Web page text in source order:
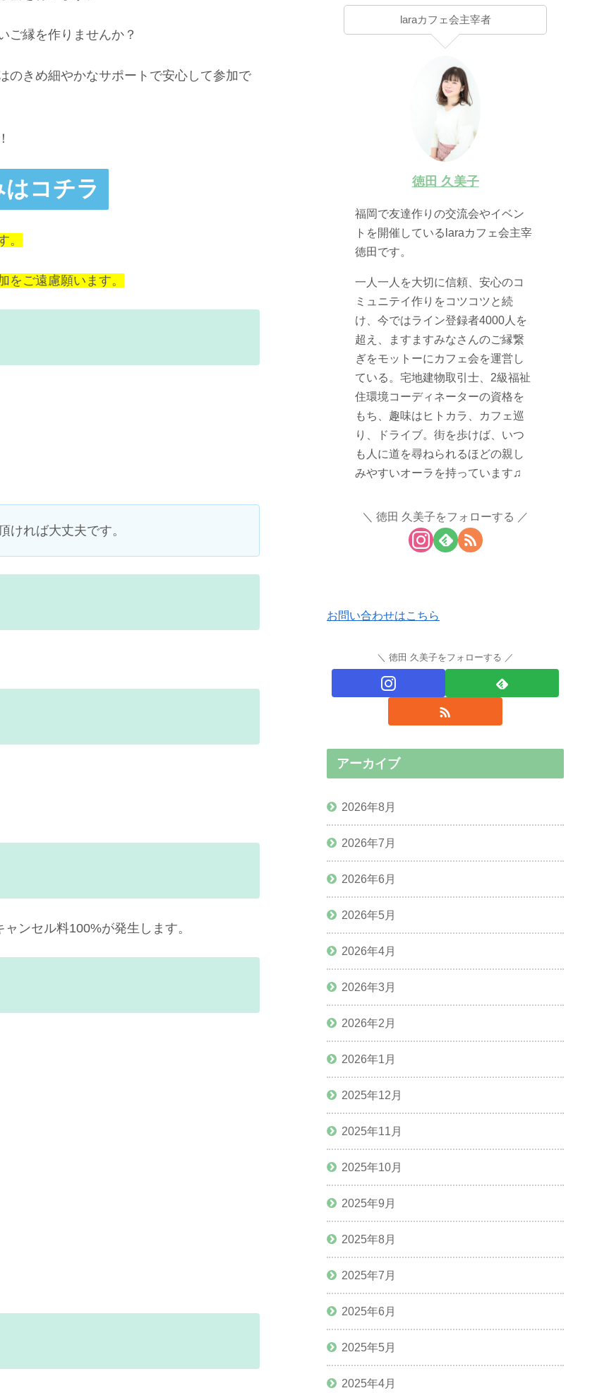
ご縁を作りませんか？
のきめ細やかなサポートで安心して参加で
コチラ
。
をご遠慮願います。
ければ大丈夫です。
ンセル料100%が発生します。
laraカフェ会主宰者
徳田 久美子
福岡で友達作りの交流会やイベン
トを開催しているlaraカフェ会主宰
徳田です。
一人一人を大切に信頼、安心のコ
ミュニテイ作りをコツコツと続
け、今ではライン登録者4000人を
超え、ますますみなさんのご縁繋
ぎをモットーにカフェ会を運営し
ている。宅地建物取引士、2級福祉
住環境コーディネーターの資格を
もち、趣味はヒトカラ、カフェ巡
り、ドライブ。街を歩けば、いつ
も人に道を尋ねられるほどの親し
みやすいオーラを持っています♫
徳田 久美子をフォローする
お問い合わせはこちら
徳田 久美子をフォローする
アーカイブ
2026年8月
2026年7月
2026年6月
2026年5月
2026年4月
2026年3月
2026年2月
2026年1月
2025年12月
2025年11月
2025年10月
2025年9月
2025年8月
2025年7月
2025年6月
2025年5月
2025年4月